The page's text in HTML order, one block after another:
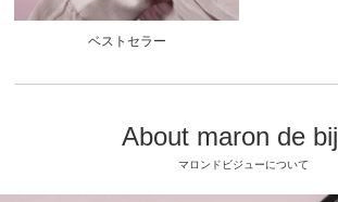
ベストセラー
About maron de
マロンドビジューについて